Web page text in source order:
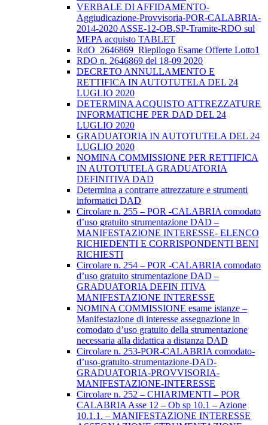
VERBALE DI AFFIDAMENTO-
Aggiudicazione-Provvisoria-POR-CALABRIA-
2014-2020 ASSE-12-OB.SP-Tramite-RDO sul
MEPA acquisto TABLET
RdO_2646869_Riepilogo Esame Offerte Lotto1
RDO n. 2646869 del 18-09 2020
DECRETO ANNULLAMENTO E
RETTIFICA IN AUTOTUTELA DEL 24
LUGLIO 2020
DETERMINA ACQUISTO ATTREZZATURE
INFORMATICHE PER DAD DEL 24
LUGLIO 2020
GRADUATORIA IN AUTOTUTELA DEL 24
LUGLIO 2020
NOMINA COMMISSIONE PER RETTIFICA
IN AUTOTUTELA GRADUATORIA
DEFINITIVA DAD
Determina a contrarre attrezzature e strumenti
informatici DAD
Circolare n. 255 – POR -CALABRIA comodato
d’uso gratuito strumentazione DAD –
MANIFESTAZIONE INTERESSE- ELENCO
RICHIEDENTI E CORRISPONDENTI BENI
RICHIESTI
Circolare n. 254 – POR -CALABRIA comodato
d’uso gratuito strumentazione DAD –
GRADUATORIA DEFIN ITIVA
MANIFESTAZIONE INTERESSE
NOMINA COMMISSIONE esame istanze –
Manifestazione di interesse assegnazione in
comodato d’uso gratuito della strumentazione
necessaria alla didattica a distanza DAD
Circolare n. 253-POR-CALABRIA comodato-
d’uso-gratuito-strumentazione-DAD-
GRADUATORIA-PROVVISORIA-
MANIFESTAZIONE-INTERESSE
Circolare n. 252 – CHIARIMENTI – POR
CALABRIA Asse 12 – Ob sp 10.1 – Azione
10.1.1. – MANIFESTAZIONE INTERESSE